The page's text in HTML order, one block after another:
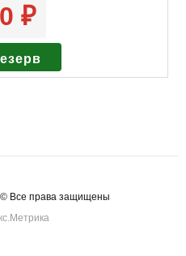
₽
Все права защищены